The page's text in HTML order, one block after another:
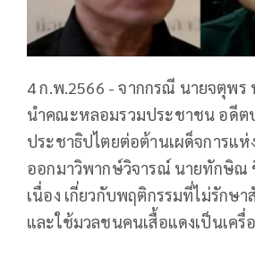
4 ก.พ.2566 -​ จากกรณี นายจตุพ
นำคณะหลอมรวมประชาชน อดีต
ประชาธิปไตยต่อต้านเผด็จการแ
ออกมาวิพากษ์วิจารณ์ นายทักษิณ
เนื่อง เกี่ยวกับพฤติกรรมที่ไม่รักษา
และใช้มวลชนคนเสื้อแดงเป็นเครื่